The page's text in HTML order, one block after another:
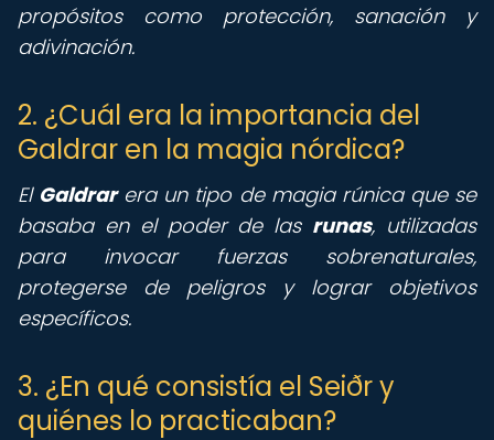
propósitos como protección, sanación y
adivinación.
2. ¿Cuál era la importancia del
Galdrar en la magia nórdica?
El Galdrarera un tipo de magia rúnica que se
basaba en el poder de las runas, utilizadas
para invocar fuerzas sobrenaturales,
protegerse de peligros y lograr objetivos
específicos.
3. ¿En qué consistía el Seiðr y
quiénes lo practicaban?